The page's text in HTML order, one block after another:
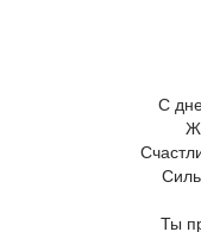
С
Ты